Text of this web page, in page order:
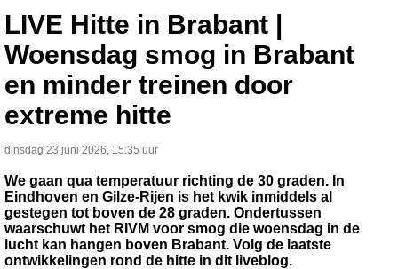
LIVE Hitte in Brabant |
Woensdag smog in Brabant
en minder treinen door
extreme hitte
dinsdag 23 juni 2026, 15:35 uur
We gaan qua temperatuur richting de 30 graden. In
Eindhoven en Gilze-Rijen is het kwik inmiddels al
gestegen tot boven de 28 graden. Ondertussen
waarschuwt het RIVM voor smog die woensdag in de
lucht kan hangen boven Brabant. Volg de laatste
ontwikkelingen rond de hitte in dit liveblog.